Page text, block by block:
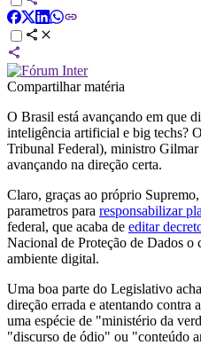
Compartilhar matéria
O Brasil está avançando em que
inteligência artificial e big techs?
Tribunal Federal), ministro Gilmar
avançando na direção certa.
Claro, graças ao próprio
parametros para responsabilizar
federal, que acaba de editar
Nacional de Proteção de Dados o
ambiente digital.
Uma boa parte do Legislativo
direção errada e atentando contra
uma espécie de "ministério da
"discurso de ódio" ou "conteúdo